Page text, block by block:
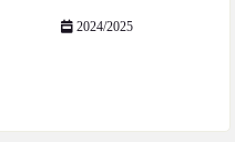
2024/2025